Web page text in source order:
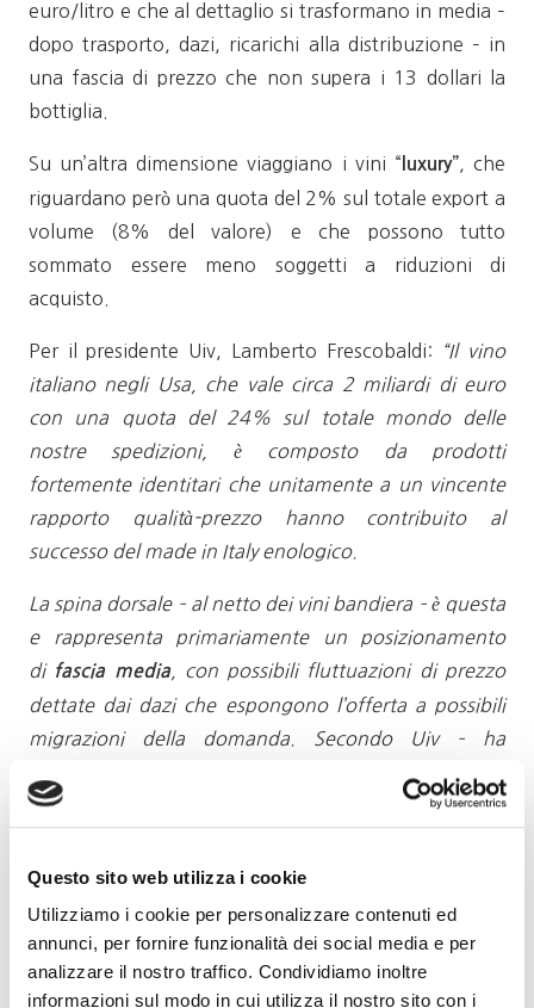
Questo sito web utilizza i cookie
Utilizziamo i cookie per personalizzare contenuti ed
annunci, per fornire funzionalità dei social media e per
analizzare il nostro traffico. Condividiamo inoltre
informazioni sul modo in cui utilizza il nostro sito con i
euro/litro e che al dettaglio si trasformano in media –
dopo trasporto, dazi, ricarichi alla distribuzione – in
una fascia di prezzo che non supera i 13 dollari la
bottiglia.
Su un’altra dimensione viaggiano i vini “ luxury”, che
riguardano però una quota del 2% sul totale export a
volume (8% del valore) e che possono tutto
sommato essere meno soggetti a riduzioni di
acquisto.
Per il presidente Uiv, Lamberto Frescobaldi:
“Il vino
italiano negli Usa, che vale circa 2 miliardi di euro
con una quota del 24% sul totale mondo delle
nostre spedizioni, è composto da prodotti
fortemente identitari che unitamente a un vincente
rapporto qualità-prezzo hanno contribuito al
successo del made in Italy enologico.
La spina dorsale – al netto dei vini bandiera – è questa
e rappresenta primariamente un posizionamento
di fascia media, con possibili fluttuazioni di prezzo
dettate dai dazi che espongono l’offerta a possibili
migrazioni della domanda. Secondo Uiv – ha
agire con un ‘piano di contingenza’ basato su 3 livelli:
reciproche liste di prodotti soggetti a barriere
commerciali; il secondo, comunitario, che metta a
punto misure compensatorie e di promozione; il
terzo è nazionale e dovrà inevitabilmente affrontare il